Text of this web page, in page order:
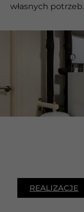
własnych potrzeb.
REALIZACJE